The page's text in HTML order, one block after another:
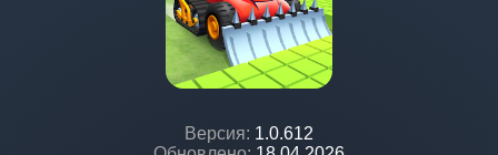
Версия: 1.0.612